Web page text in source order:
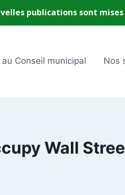
au Conseil municipal Nos
Wall